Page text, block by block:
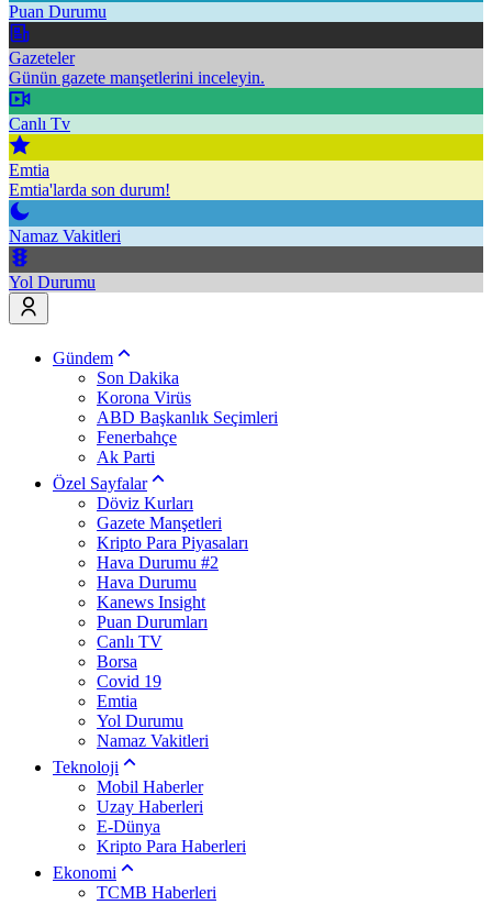
Puan Durumu
Gazeteler
Günün gazete manşetlerini inceleyin.
Canlı Tv
Emtia
Emtia'larda son durum!
Namaz Vakitleri
Yol Durumu
Gündem
Son Dakika
Korona Virüs
ABD Başkanlık Seçimleri
Fenerbahçe
Ak Parti
Özel Sayfalar
Döviz Kurları
Gazete Manşetleri
Kripto Para Piyasaları
Hava Durumu #2
Hava Durumu
Kanews Insight
Puan Durumları
Canlı TV
Borsa
Covid 19
Emtia
Yol Durumu
Namaz Vakitleri
Teknoloji
Mobil Haberler
Uzay Haberleri
E-Dünya
Kripto Para Haberleri
Ekonomi
TCMB Haberleri